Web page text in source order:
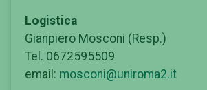
Logistica
Gianpiero Mosconi (Resp.)
Tel. 0672595509
email: mosconi@uniroma2.it